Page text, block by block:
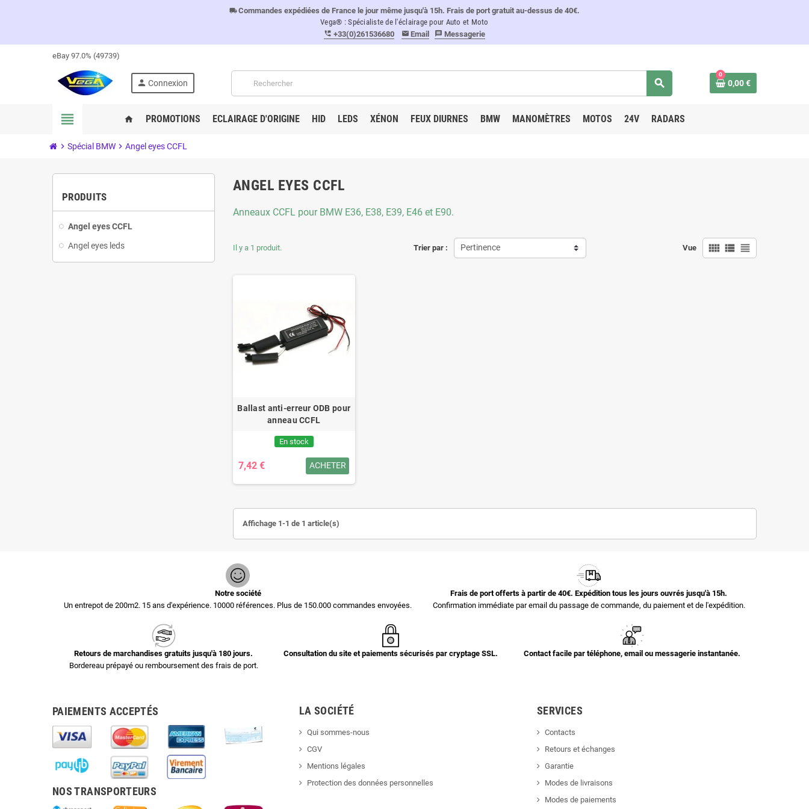
local_shippingCommandes expédiées de France le jour même jusqu'à 15h. Frais de port gratuit au-dessus de 40€.
Vega® : Spécialiste de l'éclairage pour Auto et Moto
perm_phone_msg +33(0)261536680 email Email message Messagerie
eBay 97.0% (49739)
person Connexion search
0
0,00 €
view_headline home PROMOTIONS ECLAIRAGE D'ORIGINE HID LEDS XÉNON FEUX DIURNES BMW MANOMÈTRES MOTOS 24V RADARS
chevron_right Spécial BMW chevron_right Angel eyes CCFL
PRODUITS
Angel eyes CCFL
Angel eyes leds
ANGEL EYES CCFL
Anneaux CCFL pour BMW E36, E38, E39, E46 et E90.
Trier par : Pertinence Vue view_comfy view_list view_headline
Il y a 1 produit.
Ballast anti-erreur ODB pour
anneau CCFL
En stock
7,42 € ACHETER
Affichage 1-1 de 1 article(s)
Notre société
Un entrepot de 200m2. 15 ans d'expérience. 10000 références. Plus de 150.000 commandes envoyées.
Frais de port offerts à partir de 40€. Expédition tous les jours ouvrés jusqu'à 15h.
Confirmation immédiate par email du passage de commande, du paiement et de l'expédition.
Retours de marchandises gratuits jusqu'à 180 jours.
Bordereau prépayé ou remboursement des frais de port.
Consultation du site et paiements sécurisés par cryptage SSL. Contact facile par téléphone, email ou messagerie instantanée.
PAIEMENTS ACCEPTÉS
NOS TRANSPORTEURS
LA SOCIÉTÉ
Qui sommes-nous
CGV
Mentions légales
Protection des données personnelles
SERVICES
Contacts
Retours et échanges
Garantie
Modes de livraisons
Modes de paiements